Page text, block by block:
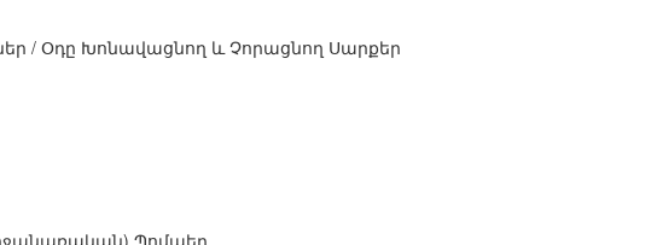
/ Օդը Խոնավացնող և Չորացնող Սարքեր
Պոմպեր